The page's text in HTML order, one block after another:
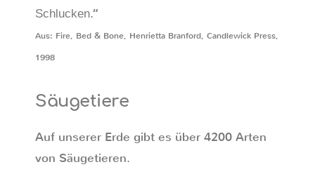
Schlucken.“
Aus: Fire, Bed & Bone, Henrietta Branford, Candlewick Press,
1998
Säugetiere
Auf unserer Erde gibt es über 4200 Arten
von Säugetieren.